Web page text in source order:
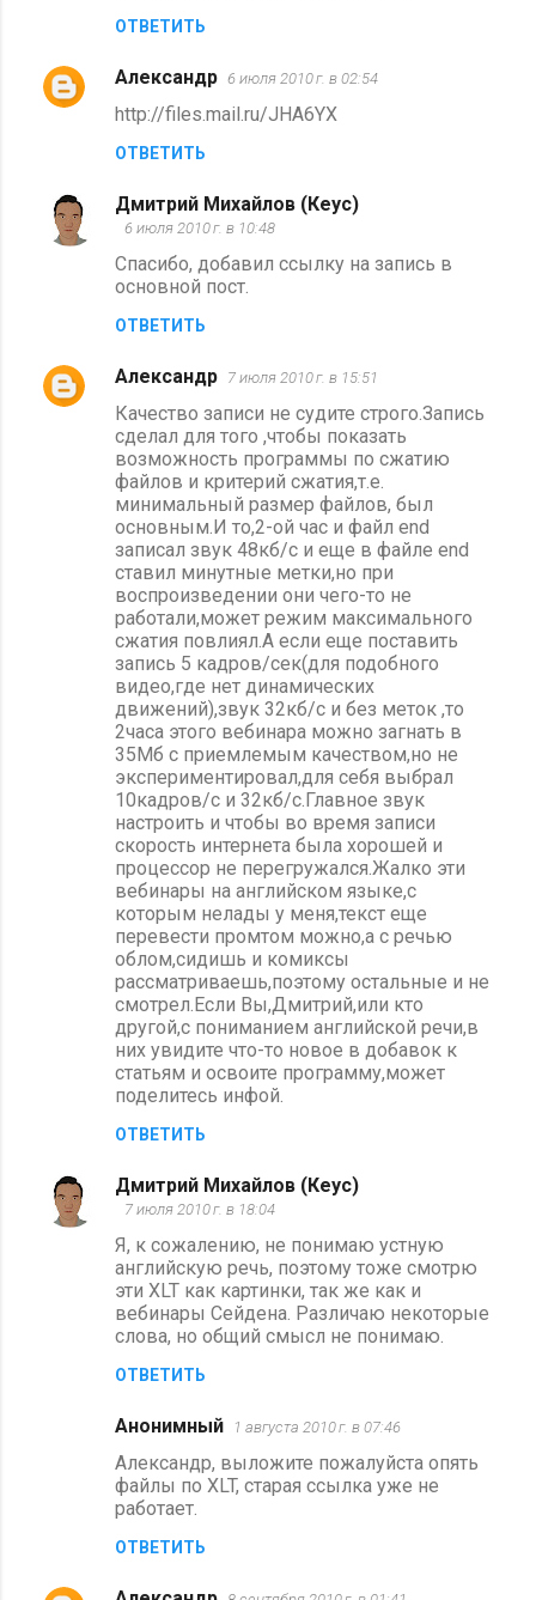
ОТВЕТИТЬ
Aлександр 6 июля 2010 г. в 02:54
http://files.mail.ru/JHA6YX
ОТВЕТИТЬ
Дмитрий Михайлов (Кеус)
6 июля 2010 г. в 10:48
Спасибо, добавил ссылку на запись в
основной пост.
ОТВЕТИТЬ
Aлександр 7 июля 2010 г. в 15:51
Качество записи не судите строго.Запись
сделал для того ,чтобы показать
возможность программы по сжатию
файлов и критерий сжатия,т.е.
минимальный размер файлов, был
основным.И то,2-ой час и файл end
записал звук 48кб/с и еще в файле end
ставил минутные метки,но при
воспроизведении они чего-то не
работали,может режим максимального
сжатия повлиял.А если еще поставить
запись 5 кадров/сек(для подобного
видео,где нет динамических
движений),звук 32кб/с и без меток ,то
2часа этого вебинара можно загнать в
35Мб с приемлемым качеством,но не
экспериментировал,для себя выбрал
10кадров/с и 32кб/с.Главное звук
настроить и чтобы во время записи
скорость интернета была хорошей и
процессор не перегружался.Жалко эти
вебинары на английском языке,с
которым нелады у меня,текст еще
перевести промтом можно,а с речью
облом,сидишь и комиксы
рассматриваешь,поэтому остальные и не
смотрел.Если Вы,Дмитрий,или кто
другой,с пониманием английской речи,в
них увидите что-то новое в добавок к
статьям и освоите программу,может
поделитесь инфой.
ОТВЕТИТЬ
Дмитрий Михайлов (Кеус)
7 июля 2010 г. в 18:04
Я, к сожалению, не понимаю устную
английскую речь, поэтому тоже смотрю
эти XLT как картинки, так же как и
вебинары Сейдена. Различаю некоторые
слова, но общий смысл не понимаю.
ОТВЕТИТЬ
Анонимный 1 августа 2010 г. в 07:46
Александр, выложите пожалуйста опять
файлы по XLT, старая ссылка уже не
работает.
ОТВЕТИТЬ